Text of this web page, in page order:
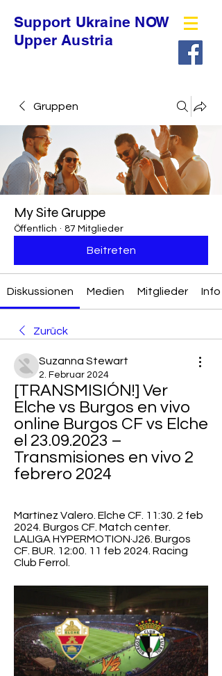
Support Ukraine NOW
Upper Austria
Gruppen
My Site Gruppe
Öffentlich · 87 Mitglieder
Beitreten
Diskussionen Medien Mitglieder Info
Zurück
Suzanna Stewart
2. Februar 2024
[TRANSMISIÓN!] Ver
Elche vs Burgos en vivo
online Burgos CF vs Elche
el 23.09.2023 –
Transmisiones en vivo 2
febrero 2024
Martínez Valero. Elche CF. 11:30. 2 feb
2024. Burgos CF. Match center.
LALIGA HYPERMOTION·J26. Burgos
CF. BUR. 12:00. 11 feb 2024. Racing
Club Ferrol.